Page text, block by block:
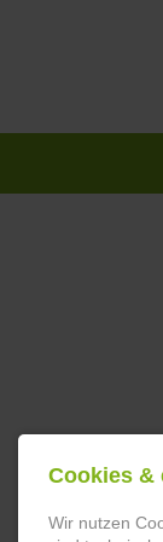
Cookies &
Wir nutzen